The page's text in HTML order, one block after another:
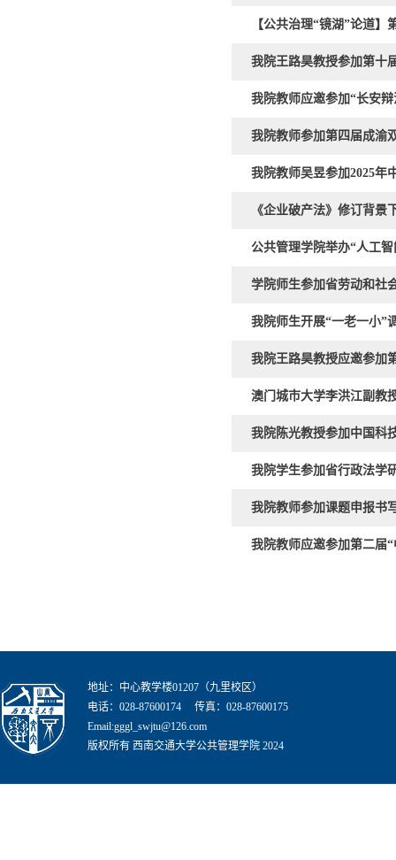
【公共治理“镜湖”论道】
我院王路昊教授参加第十
我院教师应邀参加“长安
我院教师参加第四届成渝
我院教师吴昱参加2025年
《企业破产法》修订背景
公共管理学院举办“人工
学院师生参加省劳动和社
我院师生开展“一老一小”
我院王路昊教授应邀参加
澳门城市大学李洪江副教
我院陈光教授参加中国科
我院学生参加省行政法学
我院教师参加课题申报书
我院教师应邀参加第二届
地址：中心教学楼01207（九里校区）
电话：028-87600174 传真：028-87600175
Email:gggl_swjtu@126.com
版权所有 西南交通大学公共管理学院 2024